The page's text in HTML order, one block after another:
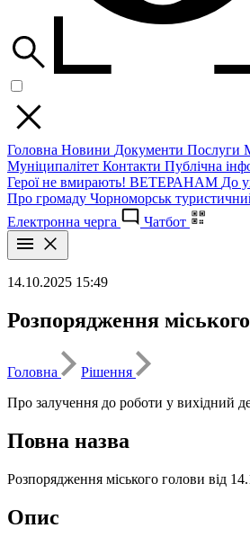
Головна Новини Документи Послуги
Муніципалітет Контакти Публічна
Герої не вмирають! ВЕТЕРАНАМ До
Про громаду Чорноморськ
Електронна черга
Чатбот
14.10.2025 15:49
Розпорядження
Головна
Рішення
Про залучення до роботи у вихідний
Повна назва
Розпорядження міського голови від
Опис